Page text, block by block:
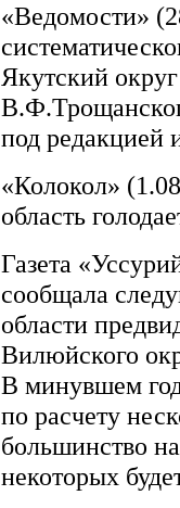
«Ведомости»
Якутский
под редакцией
«Колокол»
область
Газета
сообщала
области
Вилюйского
В минувшем
по расчету
большинство
некоторых